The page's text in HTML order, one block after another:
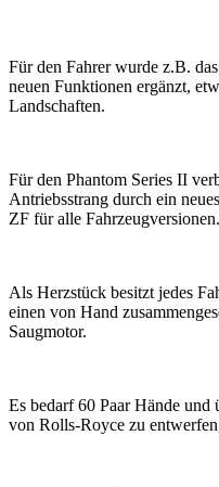
Für den Fahrer wurde z.B.
neuen Funktionen ergänzt,
Landschaften.
Für den Phantom Series II
Antriebsstrang durch ein
ZF für alle Fahrzeugversionen.
Als Herzstück besitzt jedes
einen von Hand
Saugmotor.
Es bedarf 60 Paar Hände
von Rolls-Royce zu